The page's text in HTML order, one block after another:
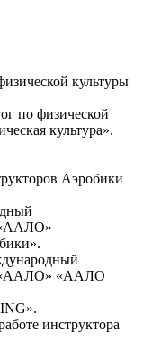
культуры
по физической
культура».
Аэробики
«ААЛО»
«ААЛО» «ААЛО
инструктора